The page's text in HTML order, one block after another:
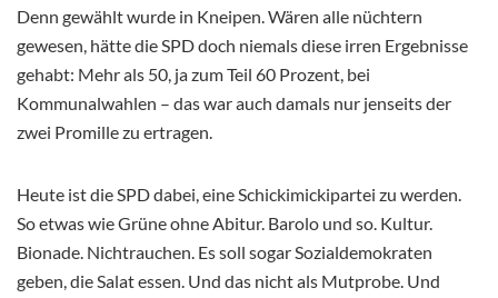
Denn gewählt wurde in Kneipen. Wären alle nüchtern
gewesen, hätte die SPD doch niemals diese irren Ergebnisse
gehabt: Mehr als 50, ja zum Teil 60 Prozent, bei
Kommunalwahlen – das war auch damals nur jenseits der
zwei Promille zu ertragen.
Heute ist die SPD dabei, eine Schickimickipartei zu werden.
So etwas wie Grüne ohne Abitur. Barolo und so. Kultur.
Bionade. Nichtrauchen. Es soll sogar Sozialdemokraten
geben, die Salat essen. Und das nicht als Mutprobe. Und